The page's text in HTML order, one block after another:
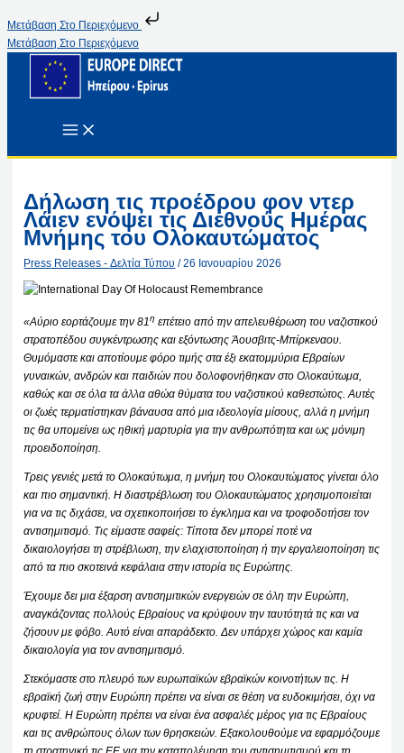
Μετάβαση Στο Περιεχόμενο
Μετάβαση Στο Περιεχόμενο
Δήλωση τις προέδρου φον ντερ
Λάιεν ενόψει τις Διεθνούς Ημέρας
Μνήμης του Ολοκαυτώματος
Press Releases - Δελτία Τύπου /26 Ιανουαρίου 2026
«Αύριο εορτάζουμε την 81η επέτειο από την απελευθέρωση του ναζιστικού
στρατοπέδου συγκέντρωσης και εξόντωσης Άουσβιτς-Μπίρκεναου.
Θυμόμαστε και αποτίουμε φόρο τιμής στα έξι εκατομμύρια Εβραίων
γυναικών, ανδρών και παιδιών που δολοφονήθηκαν στο Ολοκαύτωμα,
καθώς και σε όλα τα άλλα αθώα θύματα του ναζιστικού καθεστώτος. Αυτές
οι ζωές τερματίστηκαν βάναυσα από μια ιδεολογία μίσους, αλλά η μνήμη
τις θα υπομείνει ως ηθική μαρτυρία για την ανθρωπότητα και ως μόνιμη
προειδοποίηση.
Τρεις γενιές μετά το Ολοκαύτωμα, η μνήμη του Ολοκαυτώματος γίνεται όλο
και πιο σημαντική. Η διαστρέβλωση του Ολοκαυτώματος χρησιμοποιείται
για να τις διχάσει, να σχετικοποιήσει το έγκλημα και να τροφοδοτήσει τον
αντισημιτισμό. Τις είμαστε σαφείς: Τίποτα δεν μπορεί ποτέ να
δικαιολογήσει τη στρέβλωση, την ελαχιστοποίηση ή την εργαλειοποίηση τις
από τα πιο σκοτεινά κεφάλαια στην ιστορία τις Ευρώπης.
Έχουμε δει μια έξαρση αντισημιτικών ενεργειών σε όλη την Ευρώπη,
αναγκάζοντας πολλούς Εβραίους να κρύψουν την ταυτότητά τις και να
ζήσουν με φόβο. Αυτό είναι απαράδεκτο. Δεν υπάρχει χώρος και καμία
δικαιολογία για τον αντισημιτισμό.
Στεκόμαστε στο πλευρό των ευρωπαϊκών εβραϊκών κοινοτήτων τις. Η
εβραϊκή ζωή στην Ευρώπη πρέπει να είναι σε θέση να ευδοκιμήσει, όχι να
κρυφτεί. Η Ευρώπη πρέπει να είναι ένα ασφαλές μέρος για τις Εβραίους
και τις ανθρώπους όλων των θρησκειών. Εξακολουθούμε να εφαρμόζουμε